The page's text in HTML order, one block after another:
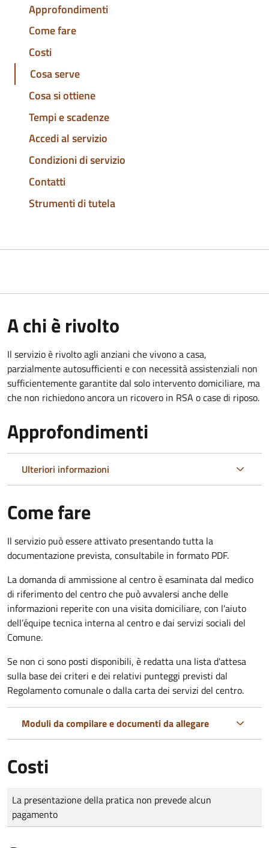
Approfondimenti
Come fare
Costi
Cosa serve
Cosa si ottiene
Tempi e scadenze
Accedi al servizio
Condizioni di servizio
Contatti
Strumenti di tutela
A chi è rivolto
Il servizio è rivolto agli anziani che vivono a casa,
parzialmente autosufficienti e con necessità assistenziali non
sufficientemente garantite dal solo intervento domiciliare, ma
che non richiedono ancora un ricovero in RSA o case di riposo.
Approfondimenti
Ulteriori informazioni
Come fare
Il servizio può essere attivato presentando tutta la
documentazione prevista, consultabile in formato PDF.
La domanda di ammissione al centro è esaminata dal medico
di riferimento del centro che può avvalersi anche delle
informazioni reperite con una visita domiciliare, con l'aiuto
dell’équipe tecnica interna al centro e dai servizi sociali del
Comune.
Se non ci sono posti disponibili, è redatta una lista d'attesa
sulla base dei criteri e dei relativi punteggi previsti dal
Regolamento comunale o dalla carta dei servizi del centro.
Moduli da compilare e documenti da allegare
Costi
Tipo di pagamento
Importo
La presentazione della pratica non prevede alcun
pagamento